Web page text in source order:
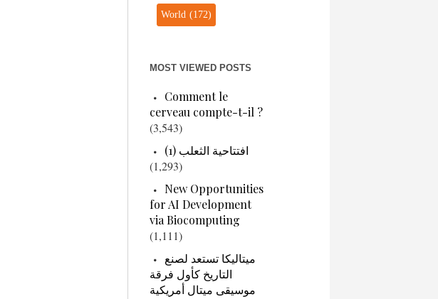
World(172)
MOST VIEWED POSTS
Comment le
cerveau compte-t-il ?
(3,543)
افتتاحية الثعلب (1)
(1,293)
New Opportunities
for AI Development
via Biocomputing
(1,111)
ميتاليكا تستعد لصنع
التاريخ كأول فرقة
موسيقى ميتال أمريكية